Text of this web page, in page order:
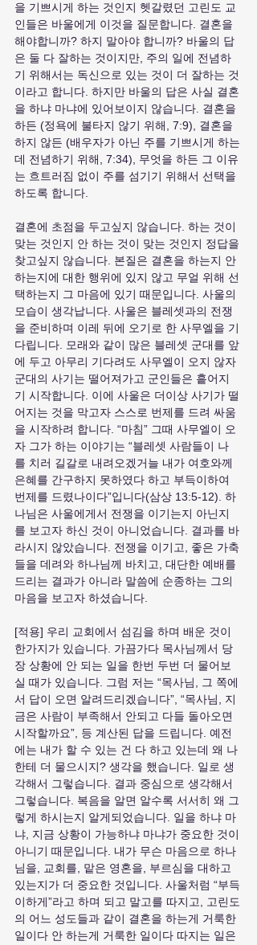
을 기쁘시게 하는 것인지 헷갈렸던 고린도 교
인들은 바울에게 이것을 질문합니다. 결혼을
해야합니까? 하지 말아야 합니까? 바울의 답
은 둘 다 잘하는 것이지만, 주의 일에 전념하
기 위해서는 독신으로 있는 것이 더 잘하는 것
이라고 합니다. 하지만 바울의 답은 사실 결혼
을 하냐 마냐에 있어보이지 않습니다. 결혼을
하든 (정욕에 불타지 않기 위해, 7:9), 결혼을
하지 않든 (배우자가 아닌 주를 기쁘시게 하는
데 전념하기 위해, 7:34), 무엇을 하든 그 이유
는 흐트러짐 없이 주를 섬기기 위해서 선택을
하도록 합니다.
결혼에 초점을 두고싶지 않습니다. 하는 것이
맞는 것인지 안 하는 것이 맞는 것인지 정답을
찾고싶지 않습니다. 본질은 결혼을 하는지 안
하는지에 대한 행위에 있지 않고 무얼 위해 선
택하는지 그 마음에 있기 때문입니다. 사울의
모습이 생각납니다. 사울은 블레셋과의 전쟁
을 준비하며 이레 뒤에 오기로 한 사무엘을 기
다립니다. 모래와 같이 많은 블레셋 군대를 앞
에 두고 아무리 기다려도 사무엘이 오지 않자
군대의 사기는 떨어져가고 군인들은 흩어지
기 시작합니다. 이에 사울은 더이상 사기가 떨
어지는 것을 막고자 스스로 번제를 드려 싸움
을 시작하려 합니다. “마침” 그때 사무엘이 오
자 그가 하는 이야기는 “블레셋 사람들이 나
를 치러 길갈로 내려오겠거늘 내가 여호와께
은혜를 간구하지 못하였다 하고 부득이하여
번제를 드렸나이다”입니다(삼상 13:5-12). 하
나님은 사울에게서 전쟁을 이기는지 아닌지
를 보고자 하신 것이 아니었습니다. 결과를 바
라시지 않았습니다. 전쟁을 이기고, 좋은 가축
들을 데려와 하나님께 바치고, 대단한 예배를
드리는 결과가 아니라 말씀에 순종하는 그의
마음을 보고자 하셨습니다.
[적용] 우리 교회에서 섬김을 하며 배운 것이
한가지가 있습니다. 가끔가다 목사님께서 당
장 상황에 안 되는 일을 한번 두번 더 물어보
실 때가 있습니다. 그럼 저는 “목사님, 그 쪽에
서 답이 오면 알려드리겠습니다”, “목사님, 지
금은 사람이 부족해서 안되고 다들 돌아오면
시작할까요”, 등 계산된 답을 드립니다. 예전
에는 내가 할 수 있는 건 다 하고 있는데 왜 나
한테 더 물으시지? 생각을 했습니다. 일로 생
각해서 그렇습니다. 결과 중심으로 생각해서
그렇습니다. 복음을 알면 알수록 서서히 왜 그
렇게 하시는지 알게되었습니다. 일을 하냐 마
냐, 지금 상황이 가능하냐 마냐가 중요한 것이
아니기 때문입니다. 내가 무슨 마음으로 하나
님을, 교회를, 맡은 영혼을, 부르심을 대하고
있는지가 더 중요한 것입니다. 사울처럼 “부득
이하게”라고 하며 되고 말고를 따지고, 고린도
의 어느 성도들과 같이 결혼을 하는게 거룩한
일이다 안 하는게 거룩한 일이다 따지는 일은